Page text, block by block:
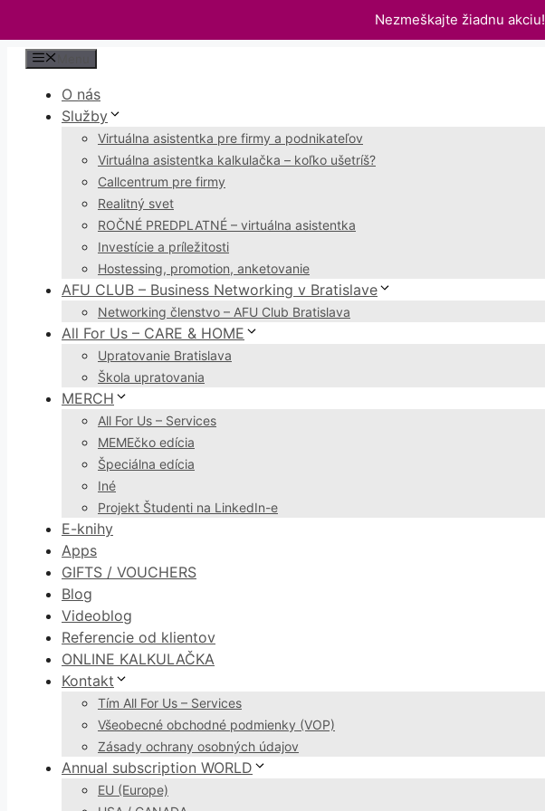
Preskočiť
obsah
O nás
Služby
Virtuálna asistentka pre firmy a podnikateľov
Virtuálna asistentka kalkulačka – koľko ušetríš?
Callcentrum pre firmy
Realitný svet
ROČNÉ PREDPLATNÉ – virtuálna asistentka
Investície a príležitosti
Hostessing, promotion, anketovanie
AFU CLUB – Business Networking v Bratislave
Networking členstvo – AFU Club Bratislava
All For Us – CARE & HOME
Upratovanie Bratislava
Škola upratovania
MERCH
All For Us – Services
MEMEčko edícia
Špeciálna edícia
Iné
Projekt Študenti na LinkedIn-e
E-knihy
Apps
GIFTS / VOUCHERS
Blog
Videoblog
Referencie od klientov
ONLINE KALKULAČKA
Kontakt
Tím All For Us – Services
Všeobecné obchodné podmienky (VOP)
Zásady ochrany osobných údajov
Annual subscription WORLD
EU (Europe)
Nezmeškajte žiadnu akciu!